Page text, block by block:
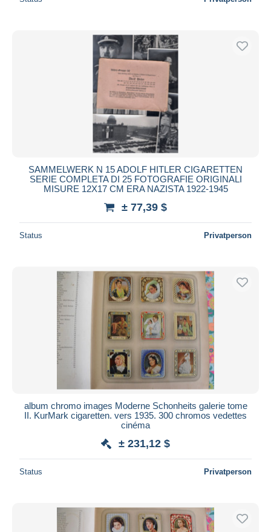
SAMMELWERK N 15 ADOLF HITLER CIGARETTEN
SERIE COMPLETA DI 25 FOTOGRAFIE ORIGINALI
MISURE 12X17 CM ERA NAZISTA 1922-1945
± 77,39 $
Status Privatperson
album chromo images Moderne Schonheits galerie tome
II. KurMark cigaretten. vers 1935. 300 chromos vedettes
cinéma
± 231,12 $
Status Privatperson